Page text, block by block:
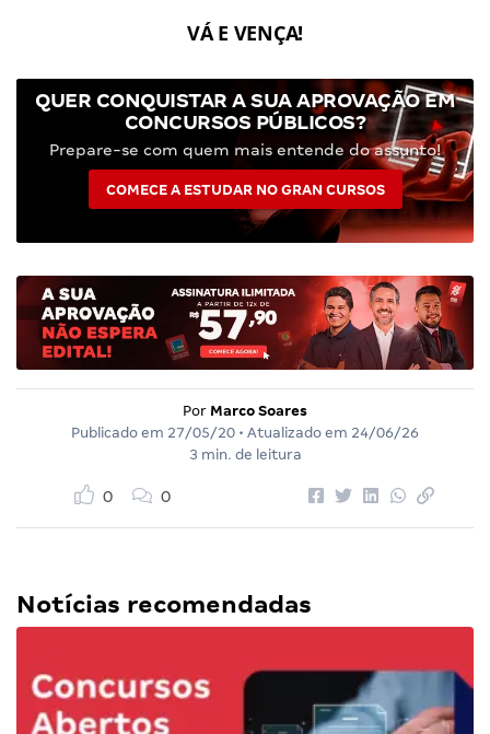
VÁ E VENÇA!
QUER CONQUISTAR A SUA APROVAÇÃO EM
CONCURSOS PÚBLICOS?
Prepare-se com quem mais entende do assunto!
COMECE A ESTUDAR NO GRAN CURSOS
Por Marco Soares
Publicado em 27/05/20 • Atualizado em 24/06/26
3 min. de leitura
0 0
Notícias recomendadas